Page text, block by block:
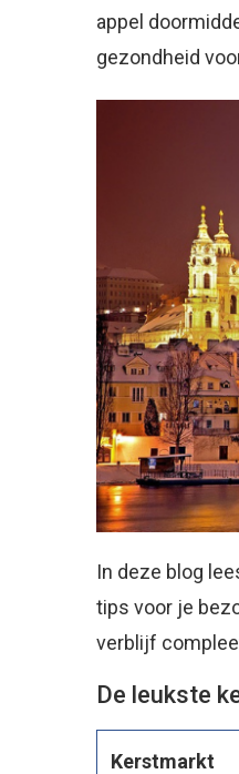
appel
gezondheid
In deze blog
tips voor je
verblijf
De leukste
Kerstmarkt